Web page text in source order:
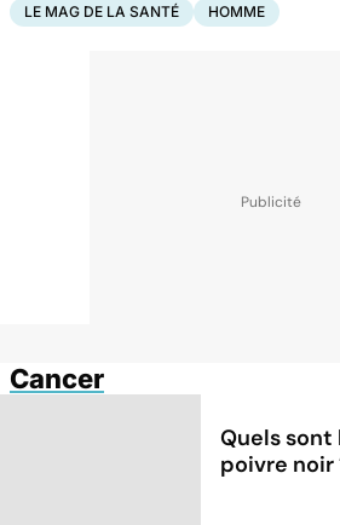
LE MAG DE LA SANTÉ
HOMME
Cancer
Quels
poivre noir